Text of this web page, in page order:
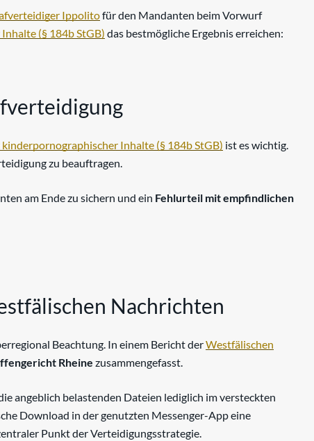
Ippolitofür den Mandanten beim Vorwurf
(§ 184b StGB) das bestmögliche Ergebnis erreichen:
Inhalte (§ 184b StGB) ist es wichtig.
zu beauftragen.
am Ende zu sichern und ein Fehlurteil mit empfindlichen
Nachrichten
Beachtung. In einem Bericht derWestfälischen
Rheine zusammengefasst.
angeblich belastenden Dateien lediglich im versteckten
Download in der genutzten Messenger-App eine
Punkt der Verteidigungsstrategie.